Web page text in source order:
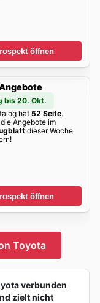
öffnen
bis 20. Okt.
hat52 Seite.
Angebote im
dieser Woche
öffnen
Toyota
verbunden
zielt nicht